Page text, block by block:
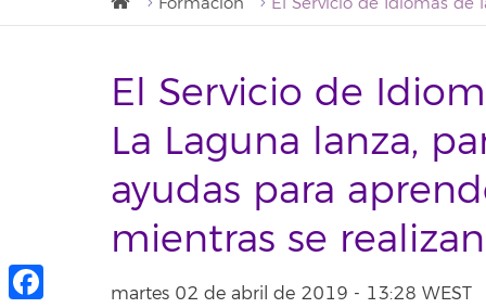
El Servicio de
La Laguna lanza,
ayudas para
mientras se
martes 02 de abril de 2019 - 13:28 WEST